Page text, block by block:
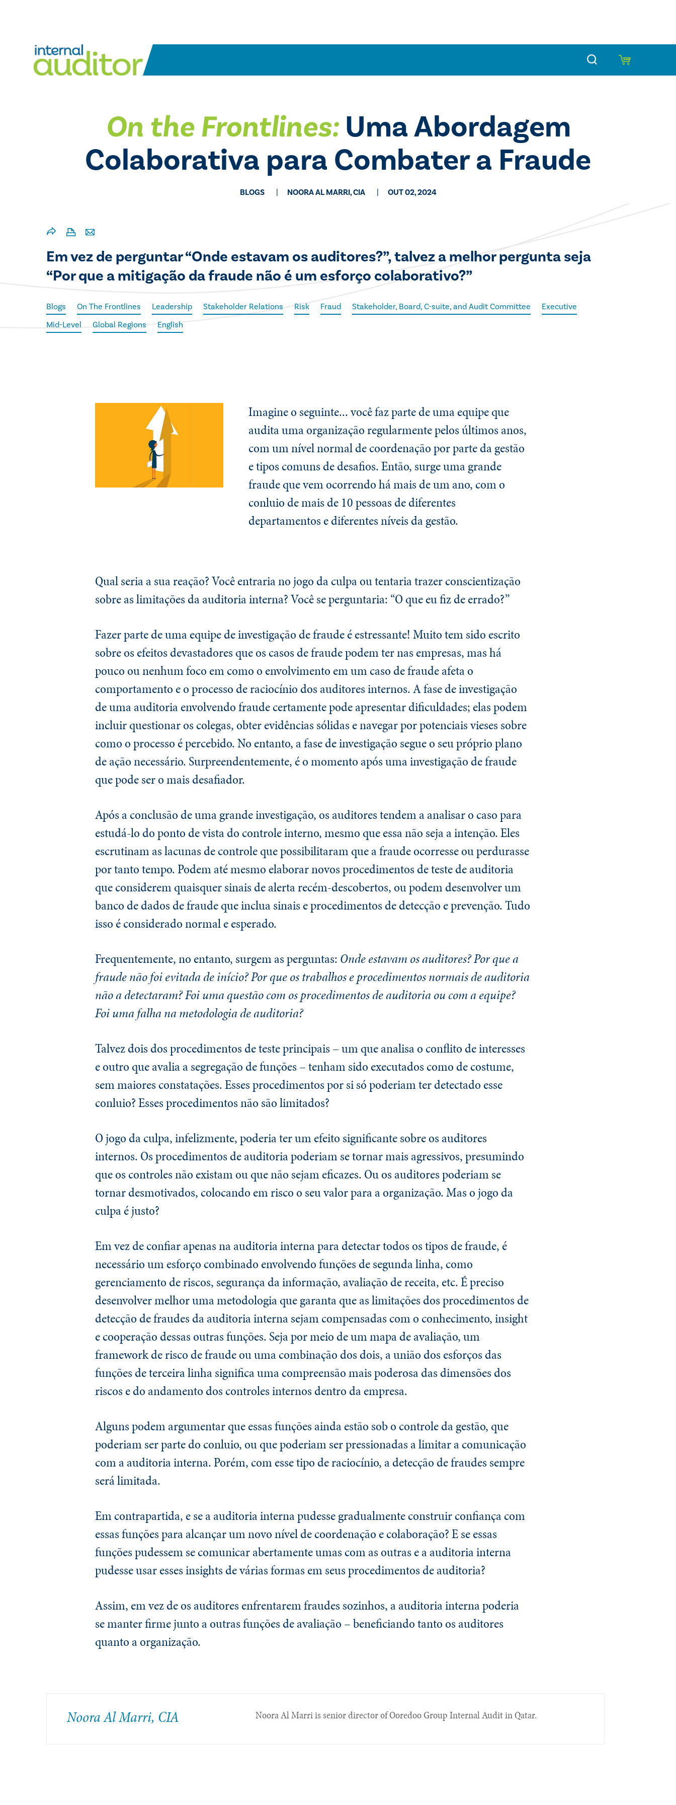
On the Frontlines:Uma Abordagem
Colaborativa para Combater a Fraude
BLOGS NOORA AL MARRI, CIA OUT 02, 2024
Em vez de perguntar “Onde estavam os auditores?”, talvez a melhor pergunta seja
“Por que a mitigação da fraude não é um esforço colaborativo?”
Blogs On The Frontlines Leadership Stakeholder Relations Risk Fraud Stakeholder, Board, C-suite, and Audit Committee
Executive
Mid-Level
Global Regions English
Imagine o seguinte... você faz parte de uma equipe que
audita uma organização regularmente pelos últimos anos,
com um nível normal de coordenação por parte da gestão
e tipos comuns de desafios. Então, surge uma grande
fraude que vem ocorrendo há mais de um ano, com o
conluio de mais de 10 pessoas de diferentes
departamentos e diferentes níveis da gestão.
Qual seria a sua reação? Você entraria no jogo da culpa ou tentaria trazer conscientização
sobre as limitações da auditoria interna? Você se perguntaria: “O que eu fiz de errado?”
Fazer parte de uma equipe de investigação de fraude é estressante! Muito tem sido escrito
sobre os efeitos devastadores que os casos de fraude podem ter nas empresas, mas há
pouco ou nenhum foco em como o envolvimento em um caso de fraude afeta o
comportamento e o processo de raciocínio dos auditores internos. A fase de investigação
de uma auditoria envolvendo fraude certamente pode apresentar dificuldades; elas podem
incluir questionar os colegas, obter evidências sólidas e navegar por potenciais vieses sobre
como o processo é percebido. No entanto, a fase de investigação segue o seu próprio plano
de ação necessário. Surpreendentemente, é o momento após uma investigação de fraude
que pode ser o mais desafiador.
Após a conclusão de uma grande investigação, os auditores tendem a analisar o caso para
estudá-lo do ponto de vista do controle interno, mesmo que essa não seja a intenção. Eles
escrutinam as lacunas de controle que possibilitaram que a fraude ocorresse ou perdurasse
por tanto tempo. Podem até mesmo elaborar novos procedimentos de teste de auditoria
que considerem quaisquer sinais de alerta recém-descobertos, ou podem desenvolver um
banco de dados de fraude que inclua sinais e procedimentos de detecção e prevenção. Tudo
isso é considerado normal e esperado.
Frequentemente, no entanto, surgem as perguntas: Onde estavam os auditores? Por que a
fraude não foi evitada de início? Por que os trabalhos e procedimentos normais de auditoria
não a detectaram? Foi uma questão com os procedimentos de auditoria ou com a equipe?
Foi uma falha na metodologia de auditoria?
Talvez dois dos procedimentos de teste principais – um que analisa o conflito de interesses
e outro que avalia a segregação de funções – tenham sido executados como de costume,
sem maiores constatações. Esses procedimentos por si só poderiam ter detectado esse
conluio? Esses procedimentos não são limitados?
O jogo da culpa, infelizmente, poderia ter um efeito significante sobre os auditores
internos. Os procedimentos de auditoria poderiam se tornar mais agressivos, presumindo
que os controles não existam ou que não sejam eficazes. Ou os auditores poderiam se
tornar desmotivados, colocando em risco o seu valor para a organização. Mas o jogo da
culpa é justo?
Em vez de confiar apenas na auditoria interna para detectar todos os tipos de fraude, é
necessário um esforço combinado envolvendo funções de segunda linha, como
gerenciamento de riscos, segurança da informação, avaliação de receita, etc. É preciso
desenvolver melhor uma metodologia que garanta que as limitações dos procedimentos de
detecção de fraudes da auditoria interna sejam compensadas com o conhecimento, insight
e cooperação dessas outras funções. Seja por meio de um mapa de avaliação, um
framework de risco de fraude ou uma combinação dos dois, a união dos esforços das
funções de terceira linha significa uma compreensão mais poderosa das dimensões dos
riscos e do andamento dos controles internos dentro da empresa.
Alguns podem argumentar que essas funções ainda estão sob o controle da gestão, que
poderiam ser parte do conluio, ou que poderiam ser pressionadas a limitar a comunicação
com a auditoria interna. Porém, com esse tipo de raciocínio, a detecção de fraudes sempre
será limitada.
Em contrapartida, e se a auditoria interna pudesse gradualmente construir confiança com
essas funções para alcançar um novo nível de coordenação e colaboração? E se essas
funções pudessem se comunicar abertamente umas com as outras e a auditoria interna
pudesse usar esses insights de várias formas em seus procedimentos de auditoria?
Assim, em vez de os auditores enfrentarem fraudes sozinhos, a auditoria interna poderia
se manter firme junto a outras funções de avaliação – beneficiando tanto os auditores
quanto a organização.
Noora Al Marri, CIA Noora Al Marri is senior director of Ooredoo Group Internal Audit in Qatar.